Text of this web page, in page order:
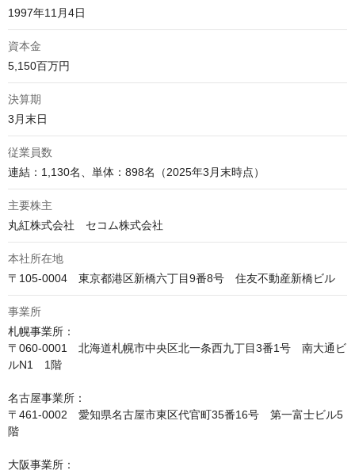
1997年11月4日
資本金
5,150百万円
決算期
3月末日
従業員数
連結：1,130名、単体：898名（2025年3月末時点）
主要株主
丸紅株式会社　セコム株式会社
本社所在地
〒105-0004　東京都港区新橋六丁目9番8号　住友不動産新橋ビル
事業所
札幌事業所：
〒060-0001　北海道札幌市中央区北一条西九丁目3番1号　南大通ビ
ルN1　1階
名古屋事業所：
〒461-0002　愛知県名古屋市東区代官町35番16号　第一富士ビル5
階
大阪事業所：